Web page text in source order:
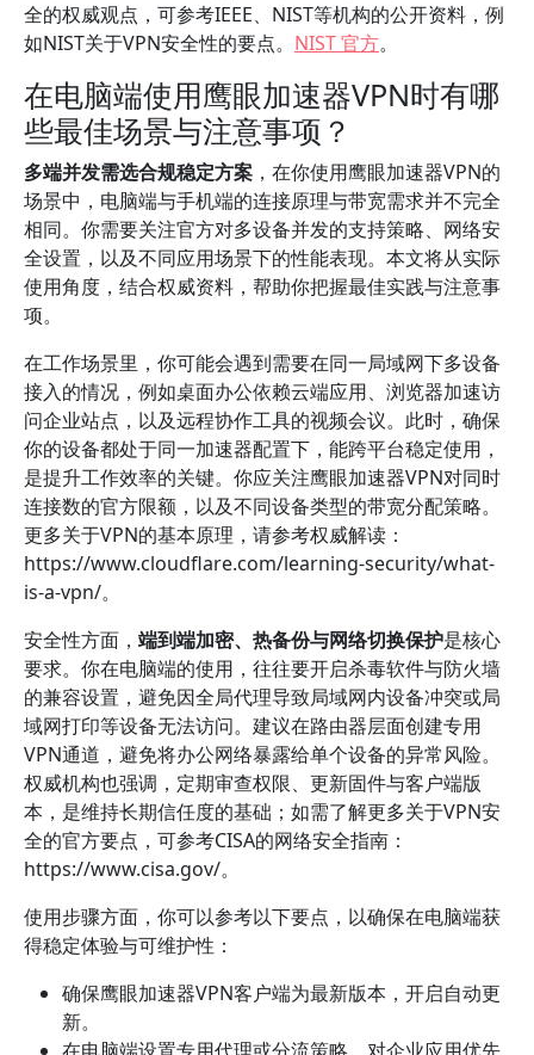
全的权威观点，可参考IEEE、NIST等机构的公开资料，例
如NIST关于VPN安全性的要点。 NIST 官方。
在电脑端使用鹰眼加速器VPN时有哪
些最佳场景与注意事项？
多端并发需选合规稳定方案 ，在你使用鹰眼加速器VPN的
场景中，电脑端与手机端的连接原理与带宽需求并不完全
相同。你需要关注官方对多设备并发的支持策略、网络安
全设置，以及不同应用场景下的性能表现。本文将从实际
使用角度，结合权威资料，帮助你把握最佳实践与注意事
项。
在工作场景里，你可能会遇到需要在同一局域网下多设备
接入的情况，例如桌面办公依赖云端应用、浏览器加速访
问企业站点，以及远程协作工具的视频会议。此时，确保
你的设备都处于同一加速器配置下，能跨平台稳定使用，
是提升工作效率的关键。你应关注鹰眼加速器VPN对同时
连接数的官方限额，以及不同设备类型的带宽分配策略。
更多关于VPN的基本原理，请参考权威解读：
https://www.cloudflare.com/learning-security/what-
is-a-vpn/。
安全性方面， 端到端加密、热备份与网络切换保护是核心
要求。你在电脑端的使用，往往要开启杀毒软件与防火墙
的兼容设置，避免因全局代理导致局域网内设备冲突或局
域网打印等设备无法访问。建议在路由器层面创建专用
VPN通道，避免将办公网络暴露给单个设备的异常风险。
权威机构也强调，定期审查权限、更新固件与客户端版
本，是维持长期信任度的基础；如需了解更多关于VPN安
全的官方要点，可参考CISA的网络安全指南：
https://www.cisa.gov/。
使用步骤方面，你可以参考以下要点，以确保在电脑端获
得稳定体验与可维护性：
确保鹰眼加速器VPN客户端为最新版本，开启自动更
新。